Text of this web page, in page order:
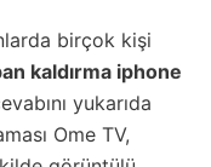
birçok kişi
kaldırma iphone
yukarıda
Ome TV,